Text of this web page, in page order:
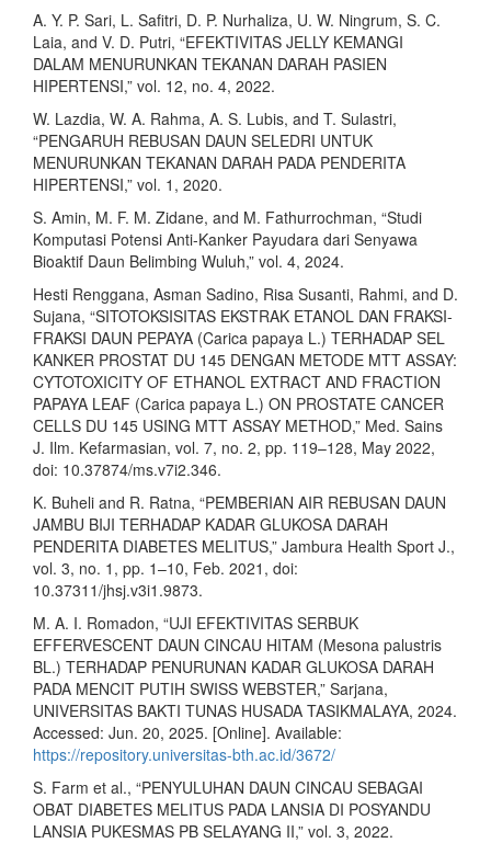
A. Y. P. Sari, L. Safitri, D. P. Nurhaliza, U. W. Ningrum, S. C.
Laia, and V. D. Putri, “EFEKTIVITAS JELLY KEMANGI
DALAM MENURUNKAN TEKANAN DARAH PASIEN
HIPERTENSI,” vol. 12, no. 4, 2022.
W. Lazdia, W. A. Rahma, A. S. Lubis, and T. Sulastri,
“PENGARUH REBUSAN DAUN SELEDRI UNTUK
MENURUNKAN TEKANAN DARAH PADA PENDERITA
HIPERTENSI,” vol. 1, 2020.
S. Amin, M. F. M. Zidane, and M. Fathurrochman, “Studi
Komputasi Potensi Anti-Kanker Payudara dari Senyawa
Bioaktif Daun Belimbing Wuluh,” vol. 4, 2024.
Hesti Renggana, Asman Sadino, Risa Susanti, Rahmi, and D.
Sujana, “SITOTOKSISITAS EKSTRAK ETANOL DAN FRAKSI-
FRAKSI DAUN PEPAYA (Carica papaya L.) TERHADAP SEL
KANKER PROSTAT DU 145 DENGAN METODE MTT ASSAY:
CYTOTOXICITY OF ETHANOL EXTRACT AND FRACTION
PAPAYA LEAF (Carica papaya L.) ON PROSTATE CANCER
CELLS DU 145 USING MTT ASSAY METHOD,” Med. Sains
J. Ilm. Kefarmasian, vol. 7, no. 2, pp. 119–128, May 2022,
doi: 10.37874/ms.v7i2.346.
K. Buheli and R. Ratna, “PEMBERIAN AIR REBUSAN DAUN
JAMBU BIJI TERHADAP KADAR GLUKOSA DARAH
PENDERITA DIABETES MELITUS,” Jambura Health Sport J.,
vol. 3, no. 1, pp. 1–10, Feb. 2021, doi:
10.37311/jhsj.v3i1.9873.
M. A. I. Romadon, “UJI EFEKTIVITAS SERBUK
EFFERVESCENT DAUN CINCAU HITAM (Mesona palustris
BL.) TERHADAP PENURUNAN KADAR GLUKOSA DARAH
PADA MENCIT PUTIH SWISS WEBSTER,” Sarjana,
UNIVERSITAS BAKTI TUNAS HUSADA TASIKMALAYA, 2024.
Accessed: Jun. 20, 2025. [Online]. Available:
https://repository.universitas-bth.ac.id/3672/
S. Farm et al., “PENYULUHAN DAUN CINCAU SEBAGAI
OBAT DIABETES MELITUS PADA LANSIA DI POSYANDU
LANSIA PUKESMAS PB SELAYANG II,” vol. 3, 2022.